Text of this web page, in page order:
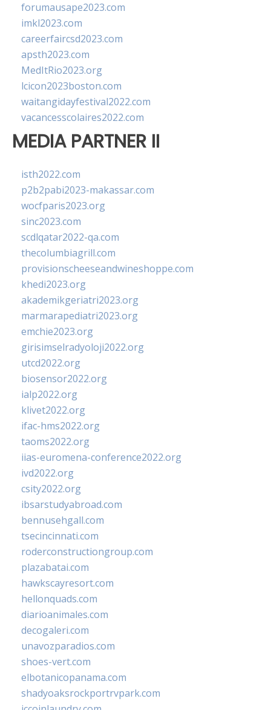
forumausape2023.com
imkl2023.com
careerfaircsd2023.com
apsth2023.com
MedItRio2023.org
lcicon2023boston.com
waitangidayfestival2022.com
vacancesscolaires2022.com
MEDIA PARTNER II
isth2022.com
p2b2pabi2023-makassar.com
wocfparis2023.org
sinc2023.com
scdlqatar2022-qa.com
thecolumbiagrill.com
provisionscheeseandwineshoppe.com
khedi2023.org
akademikgeriatri2023.org
marmarapediatri2023.org
emchie2023.org
girisimselradyoloji2022.org
utcd2022.org
biosensor2022.org
ialp2022.org
klivet2022.org
ifac-hms2022.org
taoms2022.org
iias-euromena-conference2022.org
ivd2022.org
csity2022.org
ibsarstudyabroad.com
bennusehgall.com
tsecincinnati.com
roderconstructiongroup.com
plazabatai.com
hawkscayresort.com
hellonquads.com
diarioanimales.com
decogaleri.com
unavozparadios.com
shoes-vert.com
elbotanicopanama.com
shadyoaksrockportrvpark.com